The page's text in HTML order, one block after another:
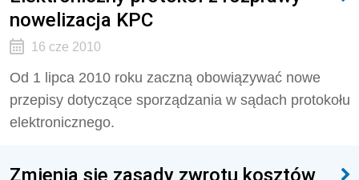
nowelizacja KPC
16 cze 2010
Od 1 lipca 2010 roku zaczną obowiązywać nowe
przepisy dotyczące sporządzania w sądach protokołu
elektronicznego.
Zmienią się zasady zwrotu kosztów